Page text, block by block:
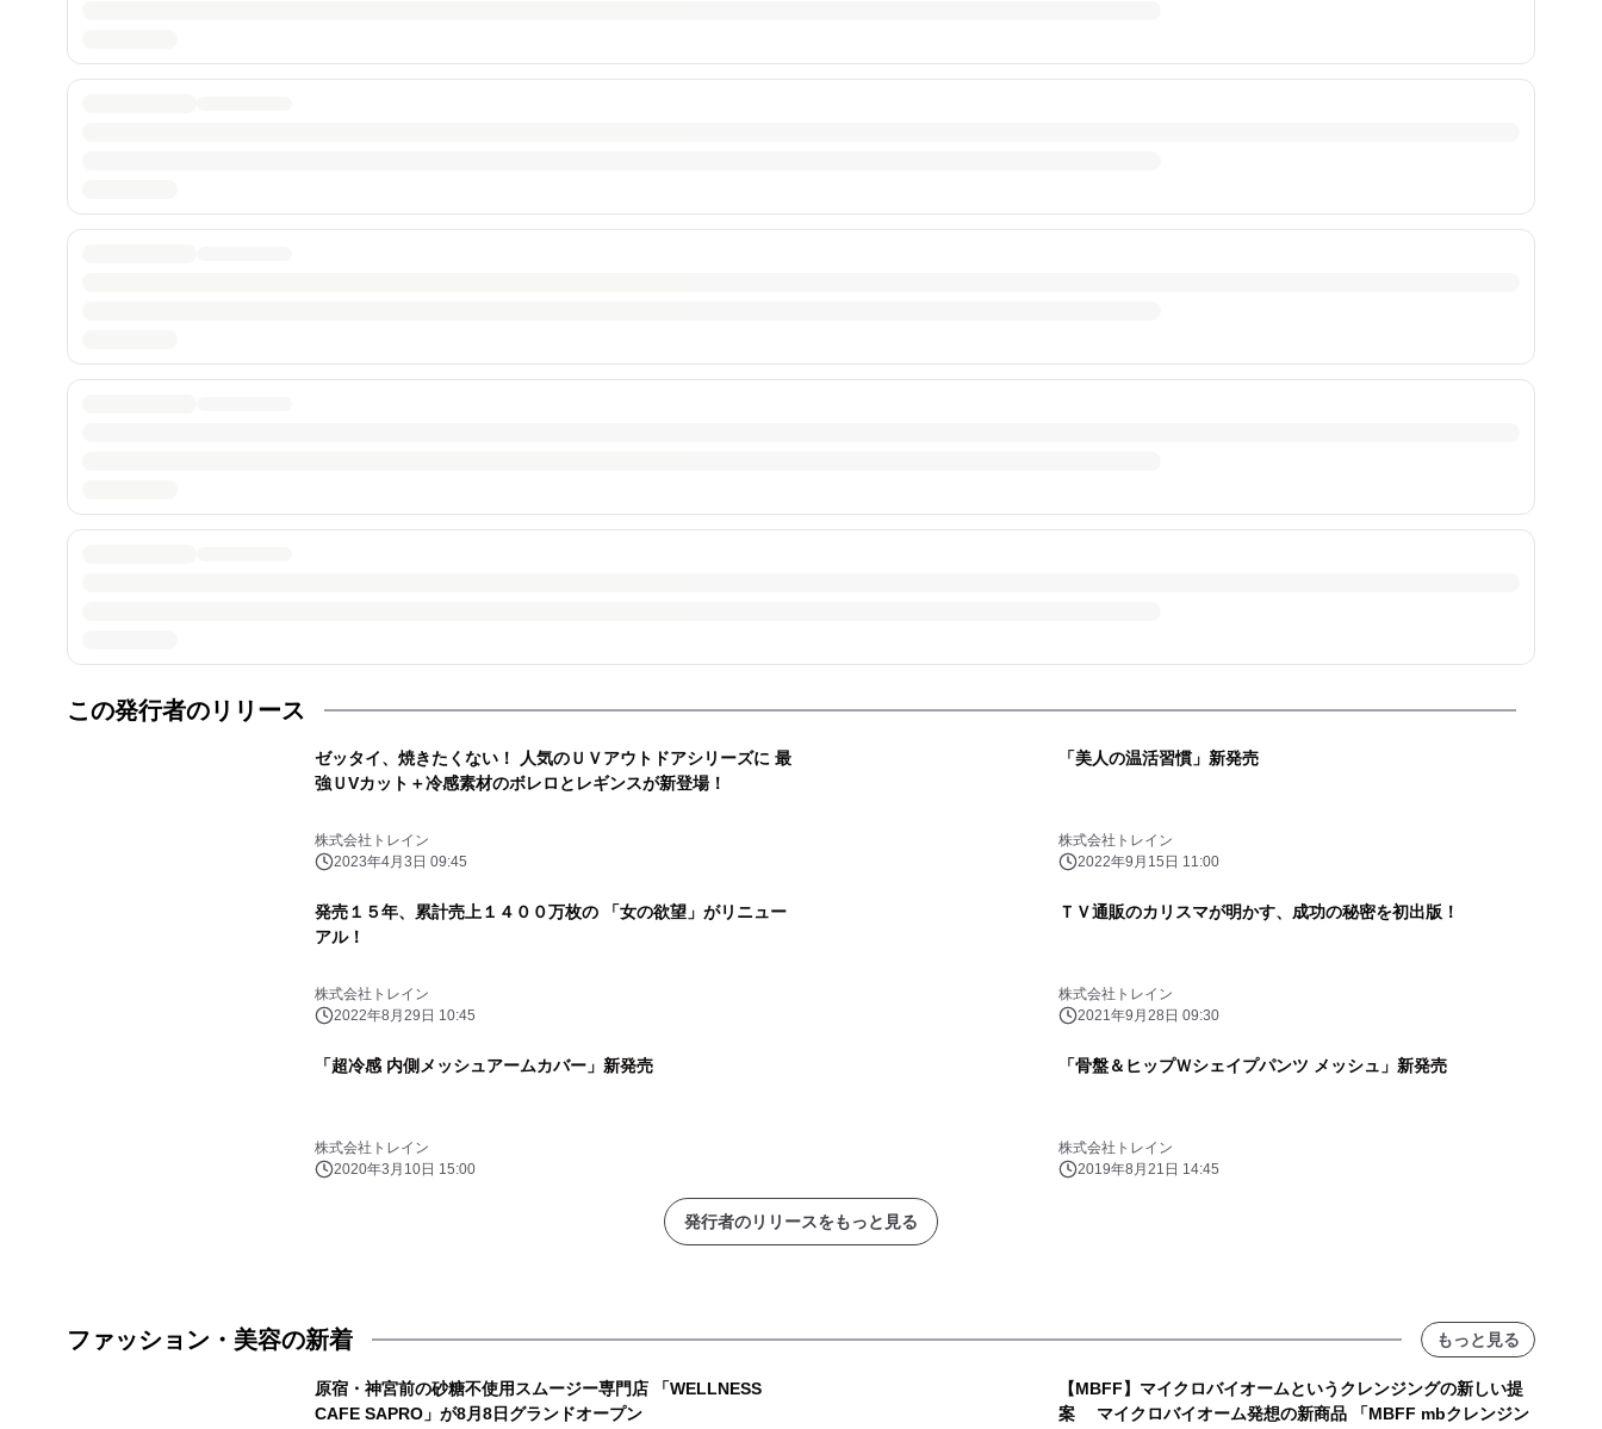
この発行者のリリース
ゼッタイ、焼きたくない！ 人気のＵＶアウトドアシリーズに 最
強ＵVカット＋冷感素材のボレロとレギンスが新登場！
株式会社トレイン
2023年4月3日 09:45
「美人の温活習慣」新発売
株式会社トレイン
2022年9月15日 11:00
発売１５年、累計売上１４００万枚の 「女の欲望」がリニュー
アル！
株式会社トレイン
2022年8月29日 10:45
ＴＶ通販のカリスマが明かす、成功の秘密を初出版！
株式会社トレイン
2021年9月28日 09:30
「超冷感 内側メッシュアームカバー」新発売
株式会社トレイン
2020年3月10日 15:00
「骨盤＆ヒップＷシェイプパンツ メッシュ」新発売
株式会社トレイン
2019年8月21日 14:45
発行者のリリースをもっと見る
ファッション・美容の新着 もっと見る
原宿・神宮前の砂糖不使用スムージー専門店 「WELLNESS
CAFE SAPRO」が8月8日グランドオープン
【MBFF】マイクロバイオームというクレンジングの新しい提
案 マイクロバイオーム発想の新商品 「MBFF mbクレンジン